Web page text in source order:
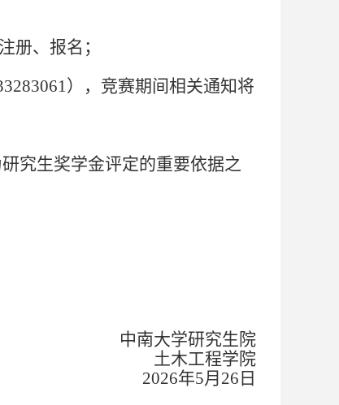
册、报名 ；
），竞赛期间相关通知将
究生奖学金评定的重要依据之
中南大学研究生院
土木工程学院
2026年5月26 日